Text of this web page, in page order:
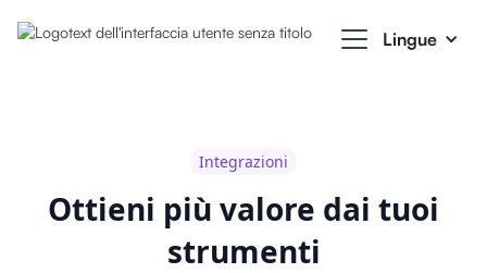
Lingue
Integrazioni
Ottieni più valore dai tuoi
strumenti